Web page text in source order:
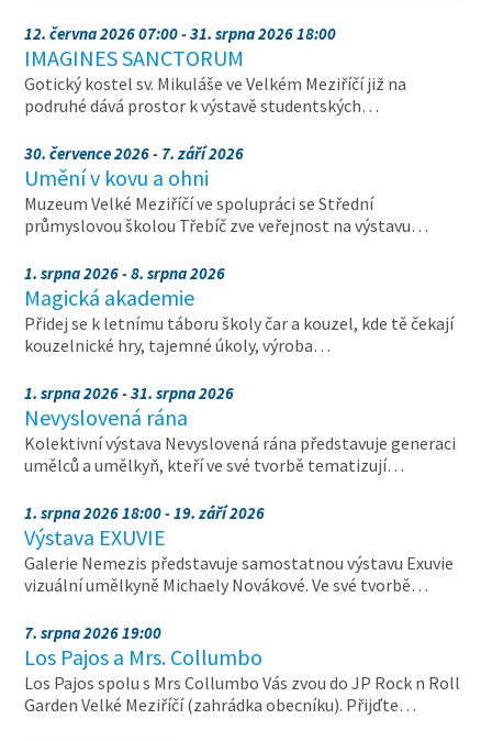
12. června 2026 07:00 - 31. srpna 2026 18:00
IMAGINES SANCTORUM
Gotický kostel sv. Mikuláše ve Velkém Meziříčí již na
podruhé dává prostor k výstavě studentských…
30. července 2026 - 7. září 2026
Umění v kovu a ohni
Muzeum Velké Meziříčí ve spolupráci se Střední
průmyslovou školou Třebíč zve veřejnost na výstavu…
1. srpna 2026 - 8. srpna 2026
Magická akademie
Přidej se k letnímu táboru školy čar a kouzel, kde tě čekají
kouzelnické hry, tajemné úkoly, výroba…
1. srpna 2026 - 31. srpna 2026
Nevyslovená rána
Kolektivní výstava Nevyslovená rána představuje generaci
umělců a umělkyň, kteří ve své tvorbě tematizují…
1. srpna 2026 18:00 - 19. září 2026
Výstava EXUVIE
Galerie Nemezis představuje samostatnou výstavu Exuvie
vizuální umělkyně Michaely Novákové. Ve své tvorbě…
7. srpna 2026 19:00
Los Pajos a Mrs. Collumbo
Los Pajos spolu s Mrs Collumbo Vás zvou do JP Rock n Roll
Garden Velké Meziříčí (zahrádka obecníku). Přijďte…